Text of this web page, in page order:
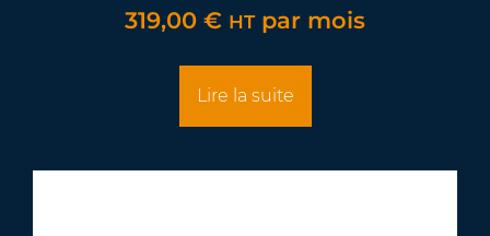
319,00 € HT par mois
Lire la suite